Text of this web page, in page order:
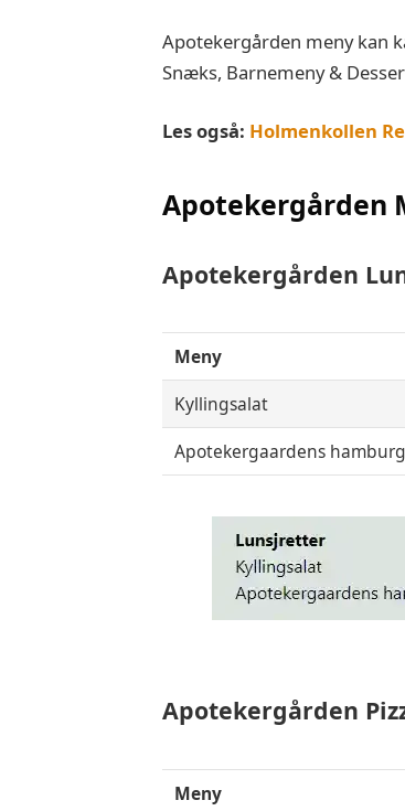
Apotekergården meny kan
Snæks, Barnemeny &
Les også: Holmenkollen
Apotekergården
Apotekergården
Meny
Kyllingsalat
Apotekergaardens
Apotekergården
Meny